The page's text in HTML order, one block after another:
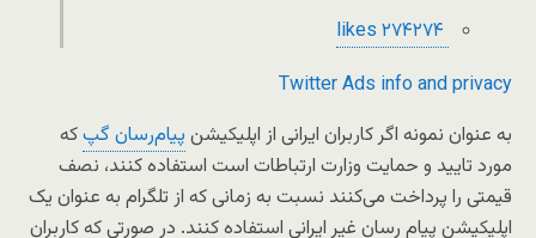
۲۷۴۲۷۴ likes
Twitter Ads info and privacy
به عنوان نمونه اگر کاربران ایرانی از اپلیکیشن پیام‌رسان گپکه
مورد تایید و حمایت وزارت ارتباطات است استفاده کنند، نصف
قیمتی را پرداخت می‌کنند نسبت به زمانی که از تلگرام به عنوان یک
اپلیکیشن پیام رسان غیر ایرانی استفاده کنند. در صورتی که کاربران